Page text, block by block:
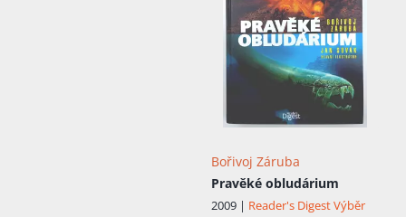
Bořivoj Záruba
Pravěké obludárium
2009 | Reader's Digest Výběr